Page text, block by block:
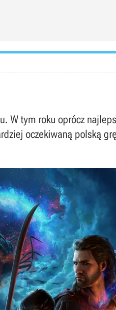
W tym roku oprócz
oczekiwaną polską